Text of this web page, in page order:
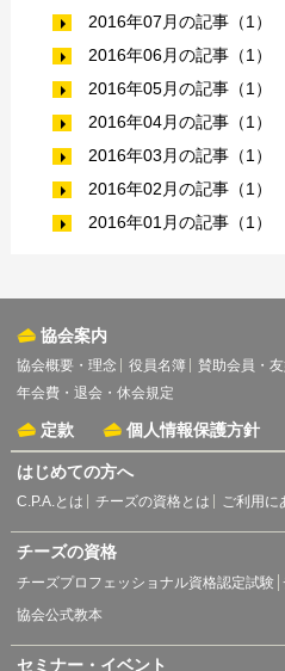
2016年07月の記事（1）
2016年06月の記事（1）
2016年05月の記事（1）
2016年04月の記事（1）
2016年03月の記事（1）
2016年02月の記事（1）
2016年01月の記事（1）
協会案内
協会概要・理念 役員名簿 賛助会員・
年会費・退会・休会規定
定款 個人情報保護方針
はじめての方へ
C.P.A.とは チーズの資格とは ご利用に
チーズの資格
チーズプロフェッショナル資格認定試験
協会公式教本
セミナー・イベント